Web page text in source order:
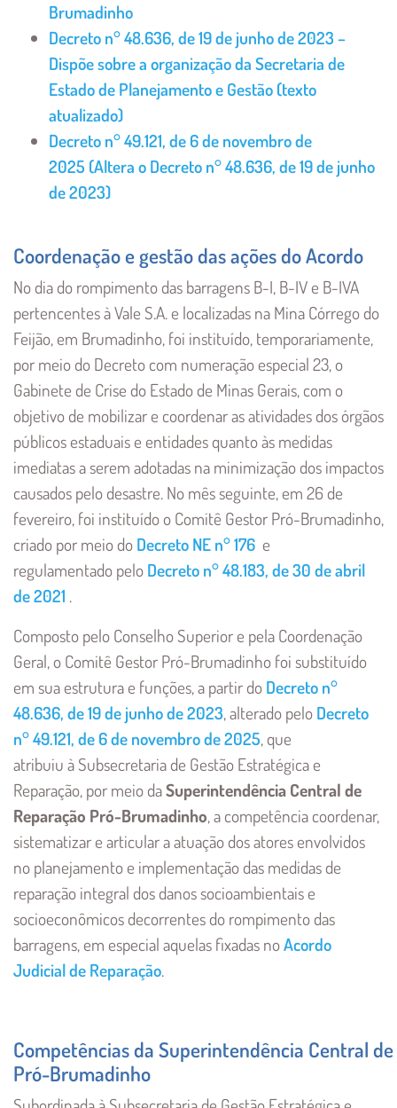
Brumadinho
Decreto n° 48.636, de 19 de junho de 2023 –
Dispõe sobre a organização da Secretaria de
Estado de Planejamento e Gestão (texto
atualizado)
Decreto n° 49.121, de 6 de novembro de
2025 (Altera o Decreto n° 48.636, de 19 de junho
de 2023)
Coordenação e gestão das ações do Acordo
No dia do rompimento das barragens B-I, B-IV e B-IVA
pertencentes à Vale S.A. e localizadas na Mina Córrego do
Feijão, em Brumadinho, foi instituído, temporariamente,
por meio do Decreto com numeração especial 23, o
Gabinete de Crise do Estado de Minas Gerais, com o
objetivo de mobilizar e coordenar as atividades dos órgãos
públicos estaduais e entidades quanto às medidas
imediatas a serem adotadas na minimização dos impactos
causados pelo desastre. No mês seguinte, em 26 de
fevereiro, foi instituído o Comitê Gestor Pró-Brumadinho,
criado por meio do Decreto NE n° 176 e
regulamentado pelo Decreto n° 48.183, de 30 de abril
de 2021 .
Composto pelo Conselho Superior e pela Coordenação
Geral, o Comitê Gestor Pró-Brumadinho foi substituído
em sua estrutura e funções, a partir do Decreto n°
48.636, de 19 de junho de 2023, alterado pelo Decreto
n° 49.121, de 6 de novembro de 2025, que
atribuiu à Subsecretaria de Gestão Estratégica e
Reparação, por meio daSuperintendência Central de
Reparação Pró-Brumadinho, a competência coordenar,
sistematizar e articular a atuação dos atores envolvidos
no planejamento e implementação das medidas de
reparação integral dos danos socioambientais e
socioeconômicos decorrentes do rompimento das
barragens, em especial aquelas fixadas noAcordo
Judicial de Reparação.
Competências da Superintendência Central
Pró-Brumadinho